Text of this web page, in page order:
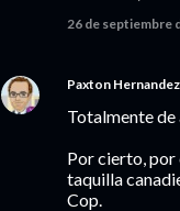
26 de septiembre
Paxton Hernandez
Totalmente de
Por cierto, por
taquilla
Cop.